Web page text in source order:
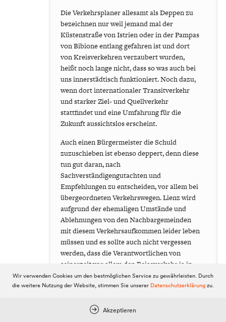
Die Verkehrsplaner allesamt als Deppen zu
bezeichnen nur weil jemand mal der
Küstenstraße von Istrien oder in der Pampas
von Bibione entlang gefahren ist und dort
von Kreisverkehren verzaubert wurden,
heißt noch lange nicht, dass so was auch bei
uns innerstädtisch funktioniert. Noch dazu,
wenn dort internationaler Transitverkehr
und starker Ziel- und Quellverkehr
stattfindet und eine Umfahrung für die
Zukunft aussichtslos erscheint.
Auch einen Bürgermeister die Schuld
zuzuschieben ist ebenso deppert, denn diese
tun gut daran, nach
Sachverständigengutachten und
Empfehlungen zu entscheiden, vor allem bei
übergeordneten Verkehrswegen. Lienz wird
aufgrund der ehemaligen Umstände und
Ablehnungen von den Nachbargemeinden
mit diesem Verkehrsaufkommen leider leben
müssen und es sollte auch nicht vergessen
werden, dass die Verantwortlichen von
seinerzeit vor allem den Reiseverkehr ja in
der Innenstadt haben wollten - vermutlich
des geschäftemachens Willen. Dass die
Jahrhundertwende nicht mehr ohne Auto
Wir verwenden Cookies um den bestmöglichen Service zu gewährleisten. Durch
die weitere Nutzung der Website, stimmen Sie unserer Datenschutzerklärungzu.
Akzeptieren